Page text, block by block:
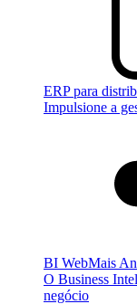
ERP para
Impulsione a
BI WebMais
O Business
negócio